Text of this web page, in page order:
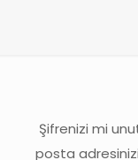
Şifrenizi mi
posta